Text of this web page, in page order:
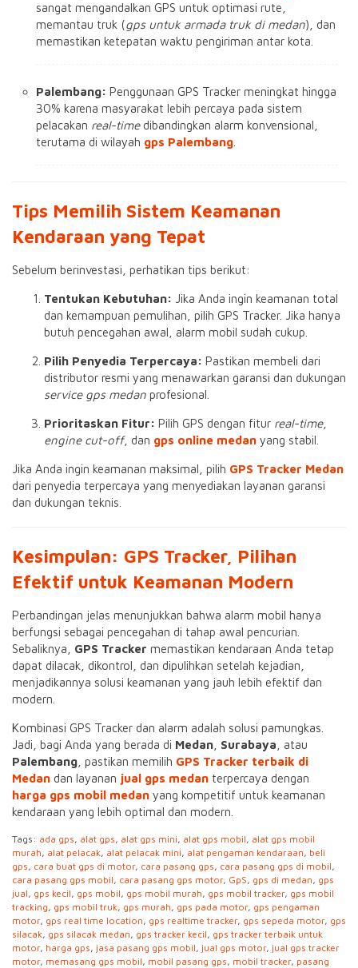
sangat mengandalkan GPS untuk optimasi rute,
memantau truk (gps untuk armada truk di medan), dan
memastikan ketepatan waktu pengiriman antar kota.
Palembang: Penggunaan GPS Tracker meningkat hingga
30% karena masyarakat lebih percaya pada sistem
pelacakan real-timedibandingkan alarm konvensional,
terutama di wilayah gps Palembang
Tips Memilih Sistem Keamanan
Kendaraan yang Tepat
Sebelum berinvestasi, perhatikan tips berikut:
Tentukan Kebutuhan: Jika Anda ingin keamanan total
dan kemampuan pemulihan, pilih GPS Tracker. Jika hanya
butuh pencegahan awal, alarm mobil sudah cukup.
Pilih Penyedia Terpercaya: Pastikan membeli dari
distributor resmi yang menawarkan garansi dan dukungan
service gps medan profesional.
Prioritaskan Fitur: Pilih GPS dengan fitur real-time,
engine cut-off, dan gps online medan yang stabil.
Jika Anda ingin keamanan maksimal, pilih GPS Tracker Medan
dari penyedia terpercaya yang menyediakan layanan garansi
dan dukungan teknis.
Kesimpulan: GPS Tracker, Pilihan
Efektif untuk Keamanan Modern
Perbandingan jelas menunjukkan bahwa alarm mobil hanya
berfungsi sebagai pencegahan di tahap awal pencurian.
Sebaliknya, GPS Tracker memastikan kendaraan Anda tetap
dapat dilacak, dikontrol, dan dipulihkan setelah kejadian,
menjadikannya solusi keamanan yang jauh lebih efektif dan
modern.
Kombinasi GPS Tracker dan alarm adalah solusi pamungkas.
Jadi, bagi Anda yang berada di Medan Surabaya , atau
Palembang , pastikan memilih GPS Tracker terbaik di
Medan dan layanan jual gps medan terpercaya dengan
harga gps mobil medan yang kompetitif untuk keamanan
kendaraan yang lebih optimal dan modern.
Tags: ada gps, alat gps, alat gps mini, alat gps mobil, alat gps mobil
murah, alat pelacak, alat pelacak mini, alat pengaman kendaraan, beli
gps, cara buat gps di motor, cara pasang gps, cara pasang gps di mobil,
cara pasang gps mobil, cara pasang gps motor, GpS, gps di medan, gps
jual, gps kecil, gps mobil, gps mobil murah, gps mobil tracker, gps mobil
tracking, gps mobil truk, gps murah, gps pada motor, gps pengaman
motor, gps real time location, gps realtime tracker, gps sepeda motor, gps
silacak, gps silacak medan, gps tracker kecil, gps tracker terbaik untuk
motor, harga gps, jasa pasang gps mobil, jual gps motor, jual gps tracker
motor, memasang gps mobil, mobil pasang gps, mobil tracker, pasang